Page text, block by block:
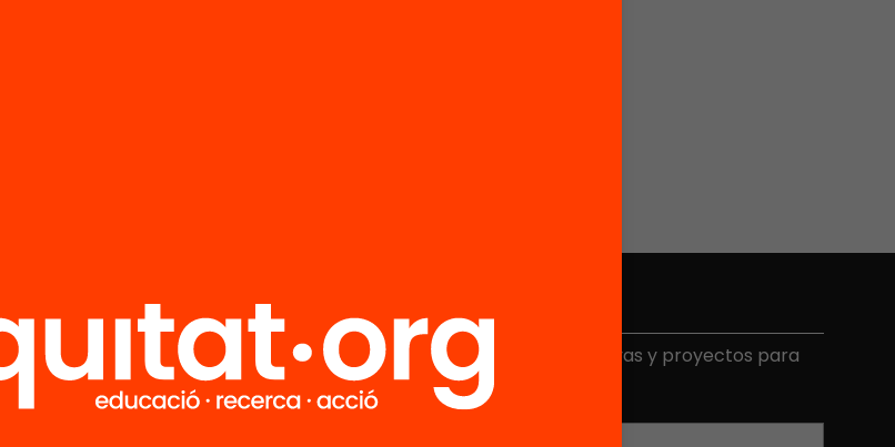
Elige equidad
Recibe contenidos, iniciativas y proyectos para
implicarte.
Correo electrónico
HUB Social